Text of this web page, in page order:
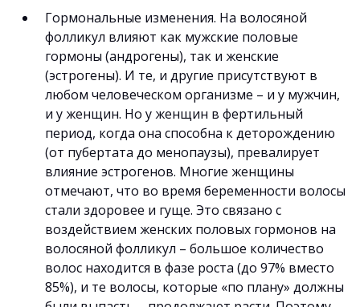
Гормональные изменения. На волосяной
фолликул влияют как мужские половые
гормоны (андрогены), так и женские
(эстрогены). И те, и другие присутствуют в
любом человеческом организме – и у мужчин,
и у женщин. Но у женщин в фертильный
период, когда она способна к деторождению
(от пубертата до менопаузы), превалирует
влияние эстрогенов. Многие женщины
отмечают, что во время беременности волосы
стали здоровее и гуще. Это связано с
воздействием женских половых гормонов на
волосяной фолликул – большое количество
волос находится в фазе роста (до 97% вместо
85%), и те волосы, которые «по плану» должны